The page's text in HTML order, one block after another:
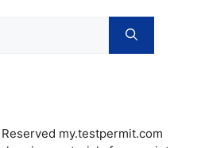
my.testpermit.com